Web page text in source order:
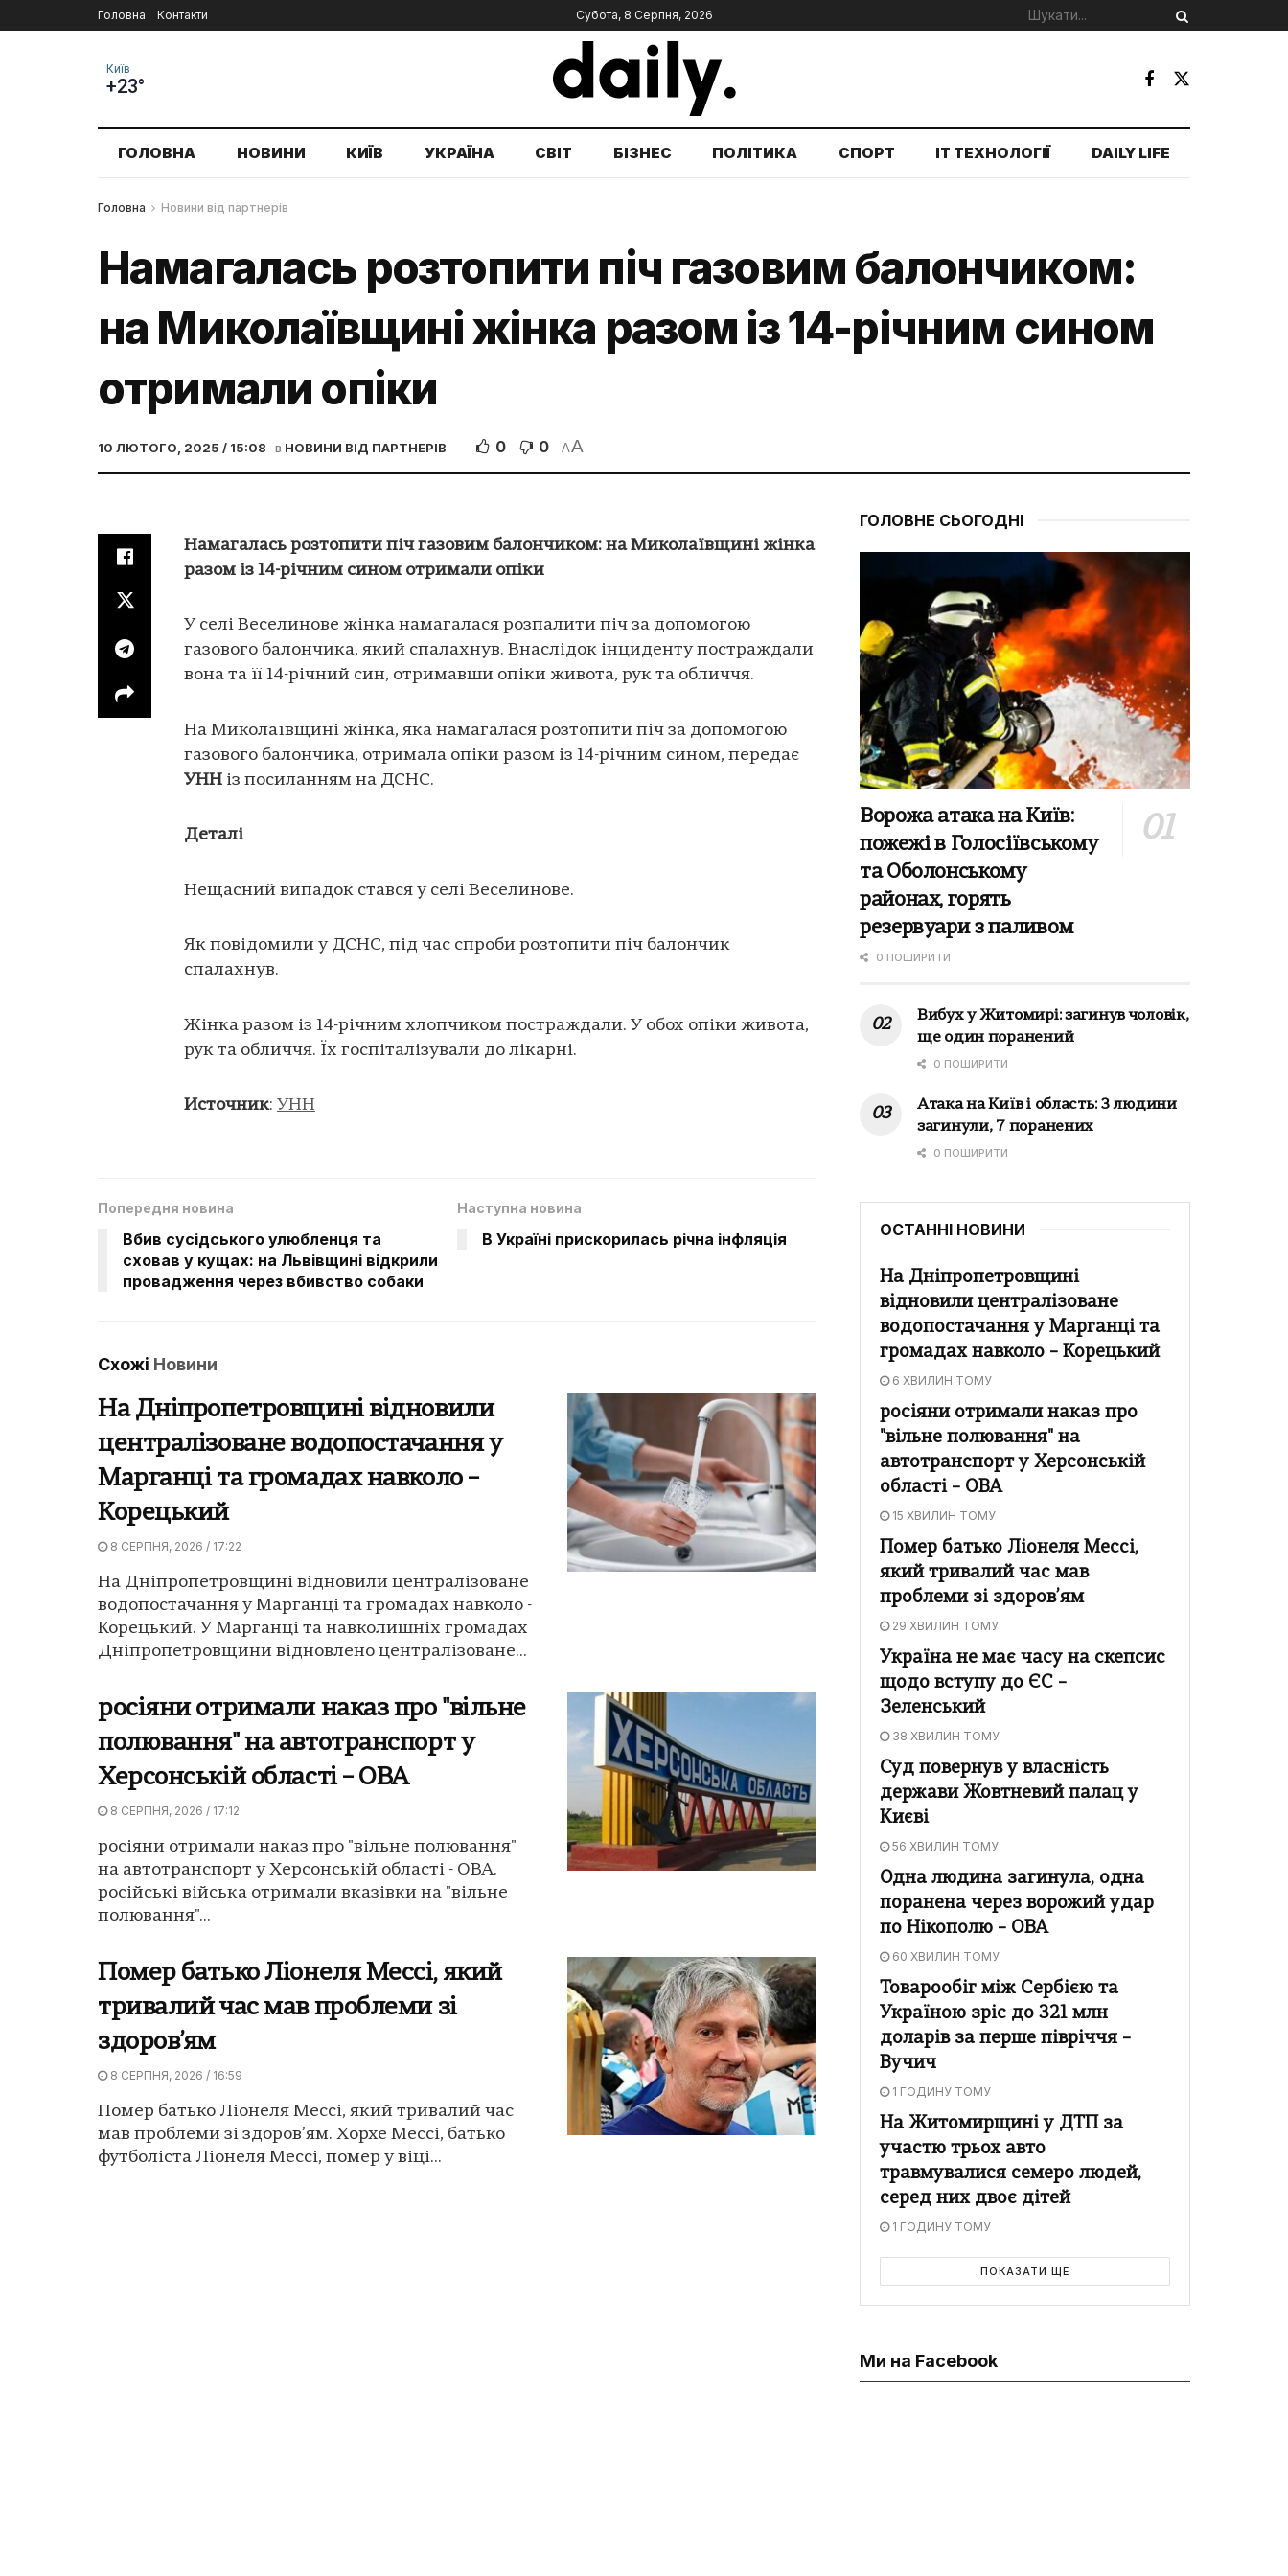
Головна Контакти Субота, 8 Серпня, 2026
Київ
+23°
ГОЛОВНА НОВИНИ КИЇВ УКРАЇНА СВІТ БІЗНЕС ПОЛІТИКА СПОРТ IT ТЕХНОЛОГІЇ DAILY LIFE
Головна Новини від партнерів
Намагалась розтопити піч газовим балончиком:
на Миколаївщині жінка разом із 14-річним сином
отримали опіки
10 ЛЮТОГО, 2025 / 15:08 в НОВИНИ ВІД ПАРТНЕРІВ 0 0 AA
Намагалась розтопити піч газовим балончиком: на Миколаївщині жінка
разом із 14-річним сином отримали опіки
У селі Веселинове жінка намагалася розпалити піч за допомогою
газового балончика, який спалахнув. Внаслідок інциденту постраждали
вона та її 14-річний син, отримавши опіки живота, рук та обличчя.
На Миколаївщині жінка, яка намагалася розтопити піч за допомогою
газового балончика, отримала опіки разом із 14-річним сином, передає
УНН із посиланням на ДСНС.
Деталі
Нещасний випадок стався у селі Веселинове.
Як повідомили у ДСНС, під час спроби розтопити піч балончик
спалахнув.
Жінка разом із 14-річним хлопчиком постраждали. У обох опіки живота,
рук та обличчя. Їх госпіталізували до лікарні.
Источник: УНН
Попередня новина
Вбив сусідського улюбленця та
сховав у кущах: на Львівщині відкрили
провадження через вбивство собаки
Наступна новина
В Україні прискорилась річна інфляція
Схожі Новини
На Дніпропетровщині відновили
централізоване водопостачання у
Марганці та громадах навколо –
Корецький
8 СЕРПНЯ, 2026 / 17:22
На Дніпропетровщині відновили централізоване
водопостачання у Марганці та громадах навколо -
Корецький. У Марганці та навколишніх громадах
Дніпропетровщини відновлено централізоване...
росіяни отримали наказ про "вільне
полювання" на автотранспорт у
Херсонській області – ОВА
8 СЕРПНЯ, 2026 / 17:12
росіяни отримали наказ про "вільне полювання"
на автотранспорт у Херсонській області - ОВА.
російські війська отримали вказівки на "вільне
полювання"...
Помер батько Ліонеля Мессі, який
тривалий час мав проблеми зі
здоров’ям
8 СЕРПНЯ, 2026 / 16:59
Помер батько Ліонеля Мессі, який тривалий час
мав проблеми зі здоров’ям. Хорхе Мессі, батько
футболіста Ліонеля Мессі, помер у віці...
ГОЛОВНЕ СЬОГОДНІ
Ворожа атака на Київ:
пожежі в Голосіївському
та Оболонському
районах, горять
резервуари з паливом
0 ПОШИРИТИ
Вибух у Житомирі: загинув чоловік,
ще один поранений
0 ПОШИРИТИ
Атака на Київ і область: 3 людини
загинули, 7 поранених
0 ПОШИРИТИ
ОСТАННІ НОВИНИ
На Дніпропетровщині
відновили централізоване
водопостачання у Марганці та
громадах навколо – Корецький
6 ХВИЛИН ТОМУ
росіяни отримали наказ про
"вільне полювання" на
автотранспорт у Херсонській
області – ОВА
15 ХВИЛИН ТОМУ
Помер батько Ліонеля Мессі,
який тривалий час мав
проблеми зі здоров’ям
29 ХВИЛИН ТОМУ
Україна не має часу на скепсис
щодо вступу до ЄС –
Зеленський
38 ХВИЛИН ТОМУ
Суд повернув у власність
держави Жовтневий палац у
Києві
56 ХВИЛИН ТОМУ
Одна людина загинула, одна
поранена через ворожий удар
по Нікополю – ОВА
60 ХВИЛИН ТОМУ
Товарообіг між Сербією та
Україною зріс до 321 млн
доларів за перше півріччя –
Вучич
1 ГОДИНУ ТОМУ
На Житомирщині у ДТП за
участю трьох авто
травмувалися семеро людей,
серед них двоє дітей
1 ГОДИНУ ТОМУ
ПОКАЗАТИ ЩЕ
Ми на Facebook